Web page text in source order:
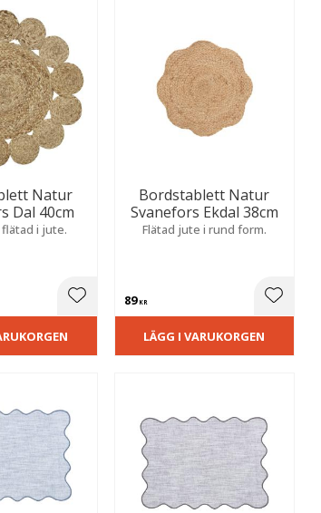
Natur
Dal 40cm
Rund och flätad i jute.
Lägg till i favoriter
Bordstablett Natur
Svanefors Ekdal 38cm
Flätad jute i rund form.
89KR Lägg
LÄGG I VARUKORGEN